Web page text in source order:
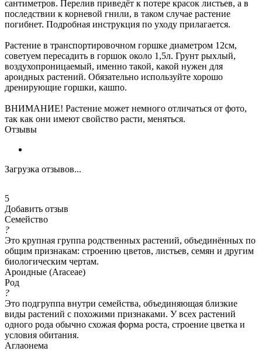
сантиметров. Перелив приведёт к потере красок листьев, а в
последствии к корневой гнили, в таком случае растение
погибнет. Подробная инструкция по уходу прилагается.
Растение в транспортировочном горшке диаметром 12см,
советуем пересадить в горшок около 1,5л. Грунт рыхлый,
воздухопроницаемый, именно такой, какой нужен для
ароидных растений. Обязательно используйте хорошо
дренирующие горшки, кашпо.
ВНИМАНИЕ! Растение может немного отличаться от фото,
так как они имеют свойство расти, меняться.
Отзывы
Загрузка отзывов...
5
Добавить отзыв
Семейство
?
Это крупная группа родственных растений, объединённых по
общим признакам: строению цветов, листьев, семян и другим
биологическим чертам.
Ароидные (Araceae)
Род
?
Это подгруппа внутри семейства, объединяющая близкие
виды растений с похожими признаками. У всех растений
одного рода обычно схожая форма роста, строение цветка и
условия обитания.
Аглаонема